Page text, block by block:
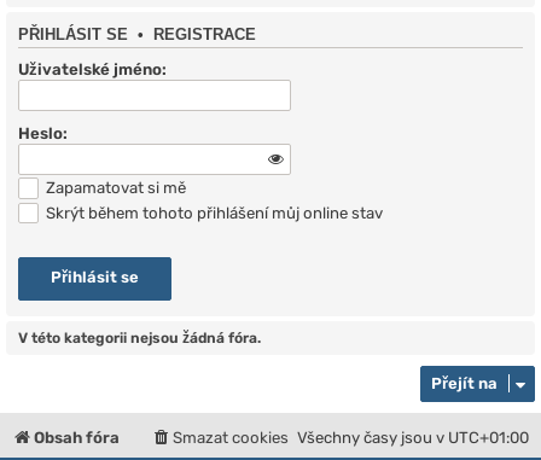
PŘIHLÁSIT SE • REGISTRACE
Uživatelské jméno:
Heslo:
Zapamatovat si mě
Skrýt během tohoto přihlášení můj online stav
V této kategorii nejsou žádná fóra.
Přejít na
Obsah fóra Všechny časy jsou v UTC+01:00
Smazat cookies